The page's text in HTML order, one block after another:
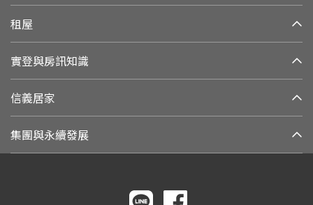
租屋
實登與房訊知識
信義居家
集團與永續發展